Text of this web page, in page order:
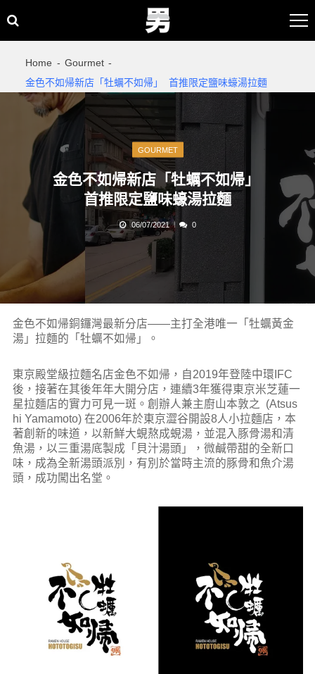
to
to
Home
Gourmet
金色不如帰新店「牡蠣不如帰」 首推限定鹽味蠔湯拉麵
GOURMET
金色不如帰新店「牡蠣不如帰」
首推限定鹽味蠔湯拉麵
06/07/2021 0
金色不如帰銅鑼灣最新分店——主打全港唯一「牡蠣黃金
湯」拉麵的「牡蠣不如帰」。
東京殿堂級拉麵名店金色不如帰，自2019年登陸中環IFC
後，接著在其後年年大開分店，連續3年獲得東京米芝蓮一
星拉麵店的實力可見一斑。創辦人兼主廚山本敦之 (Atsus
hi Yamamoto) 在2006年於東京澀谷開設8人小拉麵店，本
著創新的味道，以新鮮大蜆熬成蜆湯，並混入豚骨湯和清
魚湯，以三重湯底製成「貝汁湯頭」，微鹹帶甜的全新口
味，成為全新湯頭派別，有別於當時主流的豚骨和魚介湯
頭，成功闖出名堂。